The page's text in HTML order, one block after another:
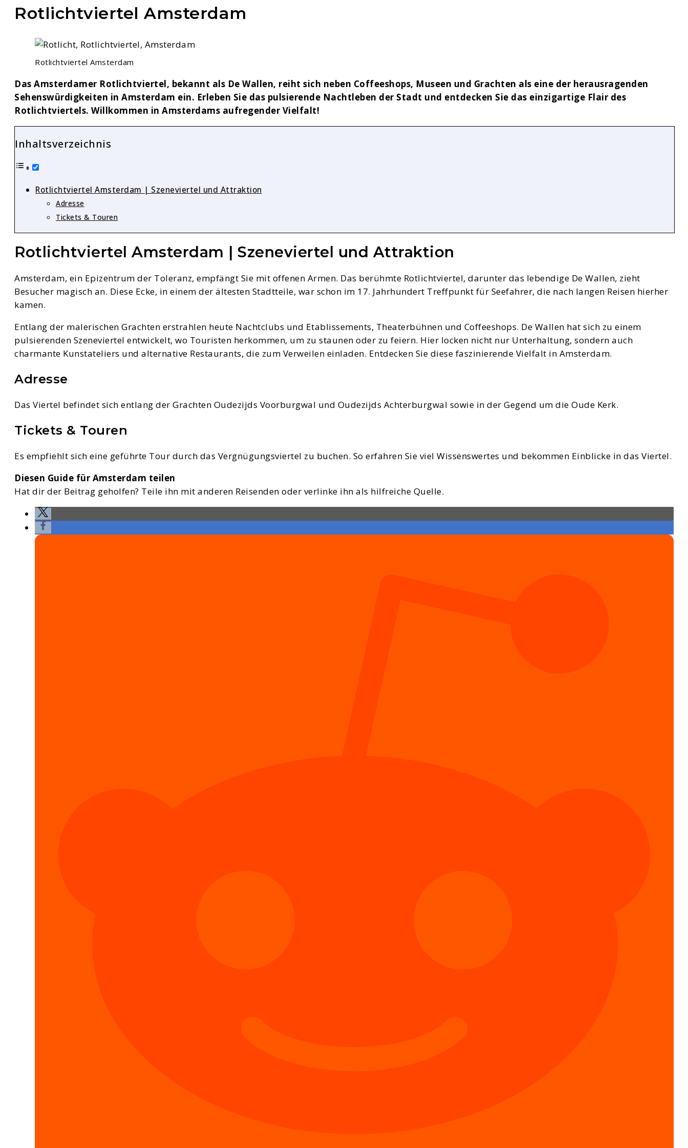
Rotlichtviertel Amsterdam
Rotlichtviertel Amsterdam
Das Amsterdamer Rotlichtviertel, bekannt als De Wallen, reiht sich neben Coffeeshops, Museen und Grachten als eine der herausragenden
Sehenswürdigkeiten in Amsterdam ein. Erleben Sie das pulsierende Nachtleben der Stadt und entdecken Sie das einzigartige Flair des
Rotlichtviertels. Willkommen in Amsterdams aufregender Vielfalt!
Inhaltsverzeichnis
Rotlichtviertel Amsterdam | Szeneviertel und Attraktion
Adresse
Tickets & Touren
Rotlichtviertel Amsterdam | Szeneviertel und Attraktion
Amsterdam, ein Epizentrum der Toleranz, empfängt Sie mit offenen Armen. Das berühmte Rotlichtviertel, darunter das lebendige De Wallen, zieht
Besucher magisch an. Diese Ecke, in einem der ältesten Stadtteile, war schon im 17. Jahrhundert Treffpunkt für Seefahrer, die nach langen Reisen hierher
kamen.
Entlang der malerischen Grachten erstrahlen heute Nachtclubs und Etablissements, Theaterbühnen und Coffeeshops. De Wallen hat sich zu einem
pulsierenden Szeneviertel entwickelt, wo Touristen herkommen, um zu staunen oder zu feiern. Hier locken nicht nur Unterhaltung, sondern auch
charmante Kunstateliers und alternative Restaurants, die zum Verweilen einladen. Entdecken Sie diese faszinierende Vielfalt in Amsterdam.
Adresse
Das Viertel befindet sich entlang der Grachten Oudezijds Voorburgwal und Oudezijds Achterburgwal sowie in der Gegend um die Oude Kerk.
Tickets & Touren
Es empfiehlt sich eine geführte Tour durch das Vergnügungsviertel zu buchen. So erfahren Sie viel Wissenswertes und bekommen Einblicke in das Viertel.
Diesen Guide für Amsterdam teilen
Hat dir der Beitrag geholfen? Teile ihn mit anderen Reisenden oder verlinke ihn als hilfreiche Quelle.